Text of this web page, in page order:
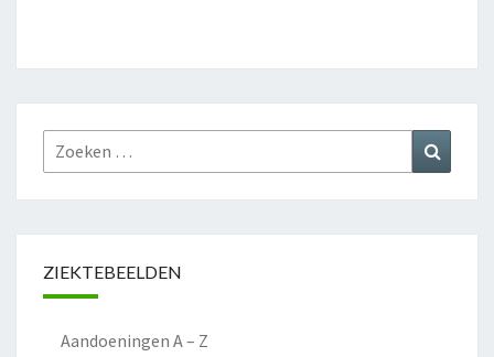
Zoeken
naar:
ZIEKTEBEELDEN
Aandoeningen A – Z